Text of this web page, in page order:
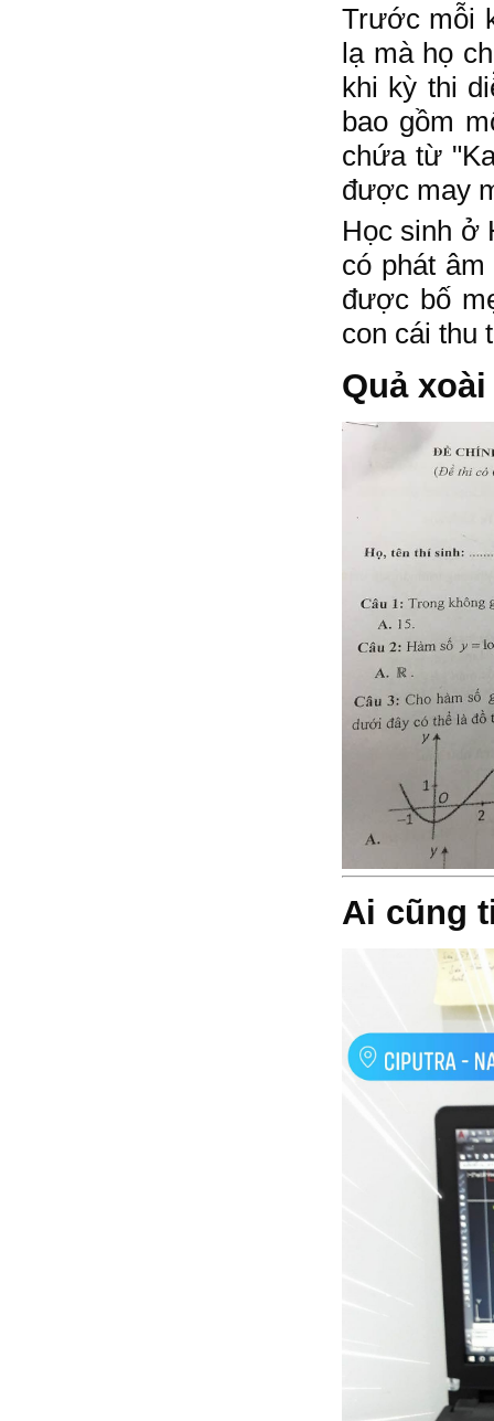
Trước mỗi
lạ mà họ
khi kỳ thi
bao gồm
chứa từ
được may
Học sinh ở
có phát
được bố
con cái thu
Quả
Ai cũng